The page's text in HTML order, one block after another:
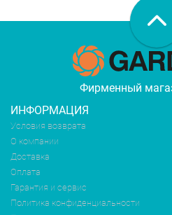
Фирменный
ИНФОРМАЦИЯ
Условия возврата
О компании
Доставка
Оплата
Гарантия и сервис
Политика конфиденциальности